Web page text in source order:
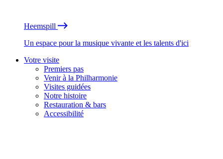
Heemspill
Un espace pour la musique vivante et les talents d'ici
Votre visite
Premiers pas
Venir à la Philharmonie
Visites guidées
Notre histoire
Restauration & bars
Accessibilité